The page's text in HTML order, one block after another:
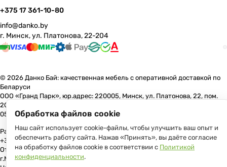
+375 17 361-10-80
info@danko.by
г. Минск, ул. Платонова, 22-204
© 2026 Данко Бай: качественная мебель с оперативной доставкой по
Беларуси
ООО «Гранд Парк», юр.адрес: 220005, Минск, ул. Платонова, 22, пом.
204 В торговом реестре с 17 июля 2013 г. Регистрация №191081534,
05.11.2008, Мингорисполком.
Рассмотрение обращений потребителей, телефон +375 (17) 361-10-80,
+375 (29) 191-10-80, +375 (29) 544-10-00, e-mail: info@danko.by
Отдел торговли и услуг Администрации Первомайского района
г.Минска: тел. +375(17)215-14-65, Начальник отдела: Жакович Юлия
Обработка файлов cookie
Наш сайт использует cookie-файлы, чтобы улучшить ваш опыт и
обеспечить работу сайта. Нажав «Принять», вы даёте согласие
на обработку файлов cookie в соответствии с Политикой
конфиденциальности.